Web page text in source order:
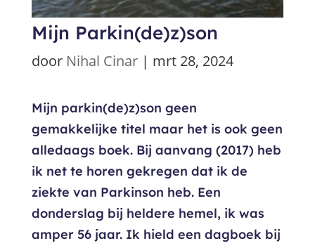
Mijn Parkin(de)z)son
door Nihal Cinar| mrt 28, 2024
Mijn parkin(de)z)son geen
gemakkelijke titel maar het is ook geen
alledaags boek. Bij aanvang (2017) heb
ik net te horen gekregen dat ik de
ziekte van Parkinson heb. Een
donderslag bij heldere hemel, ik was
amper 56 jaar. Ik hield een dagboek bij